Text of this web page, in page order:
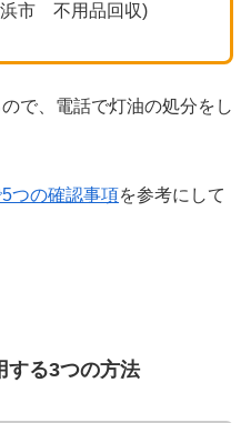
浜市 不用品回収)
で、電話で灯油の処分をし
つの確認事項を参考にして
する3つの方法